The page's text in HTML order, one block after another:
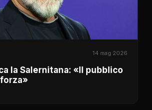
14 mag 2026
la Salernitana: «Il pubblico